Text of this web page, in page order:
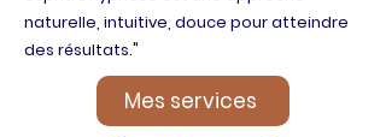
naturelle, intuitive, douce pour atteindre
des résultats."
Mes services